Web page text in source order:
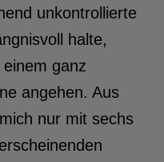
unkontrollierte
halte,
ganz
angehen. Aus
nur mit sechs